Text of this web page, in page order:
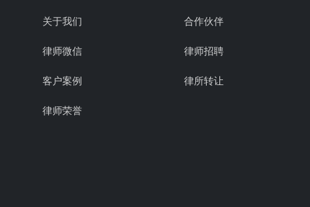
关于我们
律师微信
客户案例
律师荣誉
合作伙伴
律师招聘
律所转让